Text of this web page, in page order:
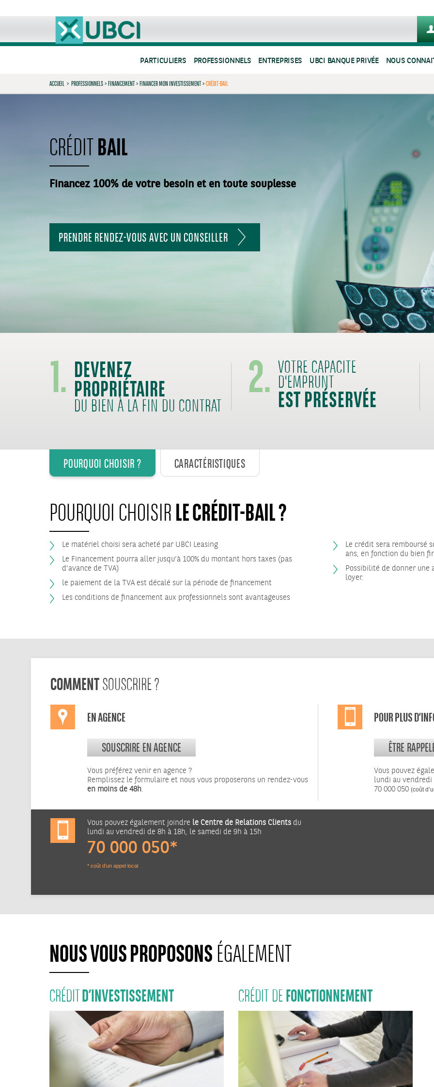
PARTICULIERS PROFESSIONNELS ENTREPRISES UBCI BANQUE PRIVÉE NOUS
ACCUEIL > PROFESSIONNELS>FINANCEMENT>FINANCER MON INVESTISSEMENT>CRÉDIT-BAIL
CRÉDITBAIL
Financez 100% de votre besoin et en toute souplesse
PRENDRE RENDEZ-VOUS AVEC UN CONSEILLER
1.DEVENEZ
PROPRIÉTAIRE
DU BIEN À LA FIN DU CONTRAT 2. VOTRE CAPACITE
D'EMPRUNT
EST PRÉSERVÉE
POURQUOI CHOISIR ? CARACTÉRISTIQUES
POURQUOI CHOISIRLE CRÉDIT-BAIL ?
Le matériel choisi sera acheté par UBCI Leasing
Le Financement pourra aller jusqu’à 100% du montant hors taxes (pas
d’avance de TVA)
le paiement de la TVA est décalé sur la période de financement
Les conditions de financement aux professionnels sont avantageuses
Le crédit sera remboursé
ans, en fonction du bien
Possibilité de donner une
loyer.
COMMENTSOUSCRIRE ?
EN AGENCE
SOUSCRIRE EN AGENCE
Vous préférez venir en agence ?
Remplissez le formulaire et nous vous proposerons un rendez-vous
en moins de 48h.
POUR PLUS
ÊTRE
Vous pouvez
lundi au vendredi
70 000 050 (coût
Vous pouvez également joindre le Centre de Relations Clients du
lundi au vendredi de 8h à 18h, le samedi de 9h à 15h
70 000 050*
* coût d’un appel local
NOUS VOUS PROPOSONSÉGALEMENT
CRÉDITD’INVESTISSEMENT CRÉDIT DEFONCTIONNEMENT